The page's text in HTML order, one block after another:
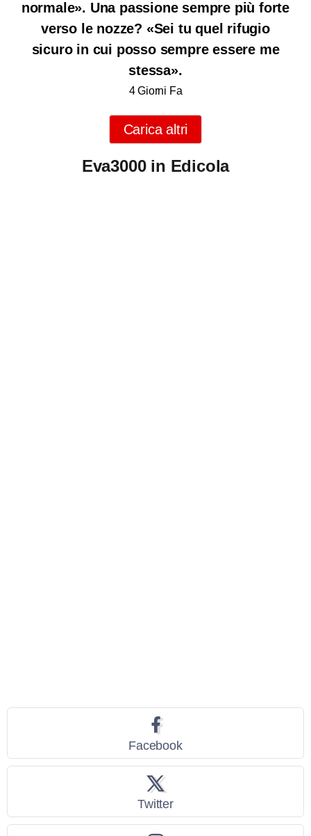
normale». Una passione sempre più forte
verso le nozze? «Sei tu quel rifugio
sicuro in cui posso sempre essere me
stessa».
4 Giorni Fa
Carica altri
Eva3000 in Edicola
Facebook
Twitter